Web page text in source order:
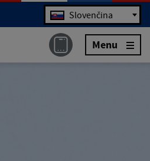
Jazyk Slovenčina
Menu